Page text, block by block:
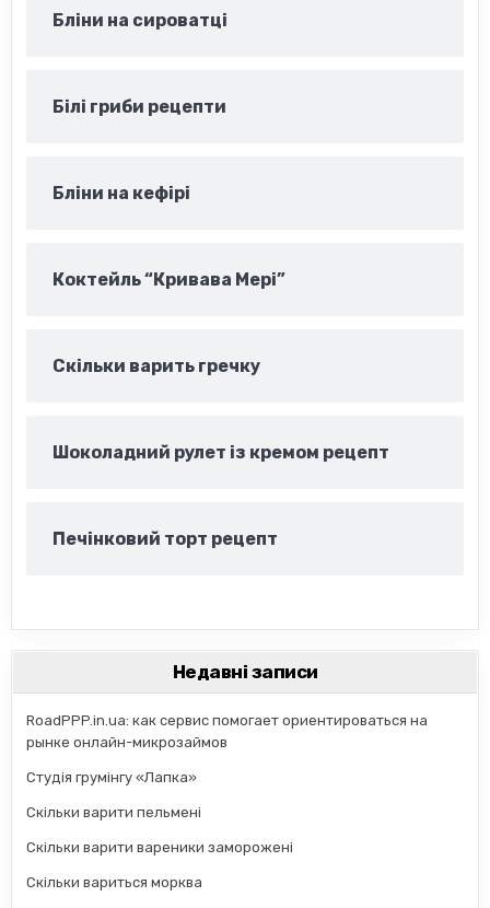
Бліни на сироватці
Білі гриби рецепти
Бліни на кефірі
Коктейль “Кривава Мері”
Скільки варить гречку
Шоколадний рулет із кремом рецепт
Печінковий торт рецепт
Недавні записи
RoadPPP.in.ua: как сервис помогает ориентироваться на
рынке онлайн-микрозаймов
Студія грумінгу «Лапка»
Скільки варити пельмені
Скільки варити вареники заморожені
Скільки вариться морква